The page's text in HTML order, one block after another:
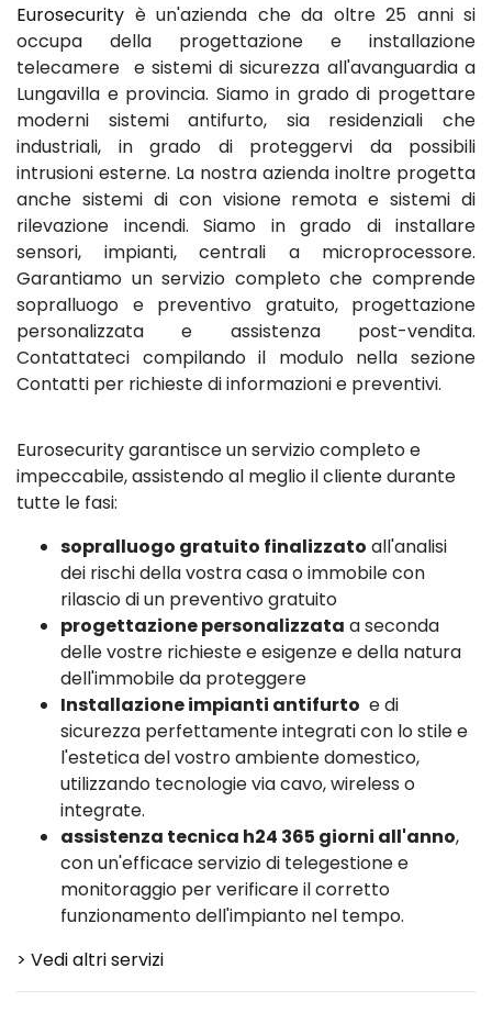
Eurosecurity è un'azienda che da oltre 25 anni si
occupa della progettazione e installazione
telecamere e sistemi di sicurezza all'avanguardia a
Lungavilla e provincia. Siamo in grado di progettare
moderni sistemi antifurto, sia residenziali che
industriali, in grado di proteggervi da possibili
intrusioni esterne. La nostra azienda inoltre progetta
anche sistemi di con visione remota e sistemi di
rilevazione incendi. Siamo in grado di installare
sensori, impianti, centrali a microprocessore.
Garantiamo un servizio completo che comprende
sopralluogo e preventivo gratuito, progettazione
personalizzata e assistenza post-vendita.
Contattateci compilando il modulo nella sezione
Contatti per richieste di informazioni e preventivi.
Eurosecurity garantisce un servizio completo e
impeccabile, assistendo al meglio il cliente durante
tutte le fasi:
sopralluogo gratuito finalizzato all'analisi
dei rischi della vostra casa o immobile con
rilascio di un preventivo gratuito
progettazione personalizzata a seconda
delle vostre richieste e esigenze e della natura
dell'immobile da proteggere
Installazione impianti antifurto e di
sicurezza perfettamente integrati con lo stile e
l'estetica del vostro ambiente domestico,
utilizzando tecnologie via cavo, wireless o
integrate.
assistenza tecnica h24 365 giorni all'anno,
con un'efficace servizio di telegestione e
monitoraggio per verificare il corretto
funzionamento dell'impianto nel tempo.
> Vedi altri servizi